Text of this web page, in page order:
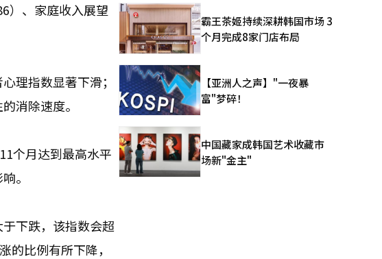
）、家庭收入展望
理指数显著下滑；
消除速度‌。
个月达到最高水平
。
下跌，该指数会超
比例有所下降，
霸王茶姬持续深耕韩国市场 3
个月完成8家门店布局
【亚洲人之声】"一夜暴
富"梦碎！
中国藏家成韩国艺术收藏市
场新"金主"